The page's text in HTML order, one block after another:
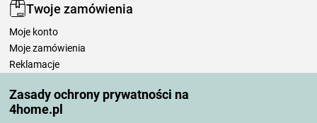
Zasady ochrony prywatności na
4home.pl
Twoje zamówienia
Moje konto
Moje zamówienia
Reklamacje
Zasady przetwarzania recenzji